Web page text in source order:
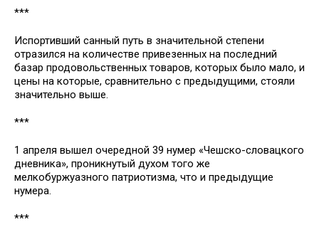
***
Испортивший санный путь в значительной степени
отразился на количестве привезенных на последний
базар продовольственных товаров, которых было мало, и
цены на которые, сравнительно с предыдущими, стояли
значительно выше.
***
1 апреля вышел очередной 39 нумер «Чешско-словацкого
дневника», проникнутый духом того же
мелкобуржуазного патриотизма, что и предыдущие
нумера.
***